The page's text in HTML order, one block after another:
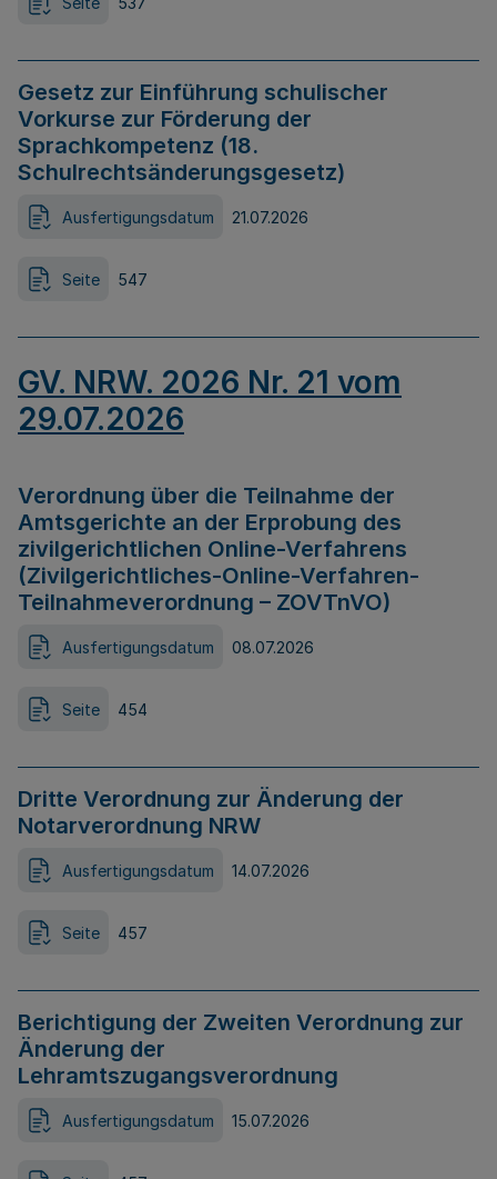
Gesetz zur Einführung schulischer
Vorkurse zur Förderung der
Sprachkompetenz (18.
Schulrechtsänderungsgesetz)
Ausfertigungsdatum 21.07.2026
Seite 547
GV. NRW. 2026 Nr. 21 vom
29.07.2026
Verordnung über die Teilnahme der
Amtsgerichte an der Erprobung des
zivilgerichtlichen Online-Verfahrens
(Zivilgerichtliches-Online-Verfahren-
Teilnahmeverordnung – ZOVTnVO)
Ausfertigungsdatum 08.07.2026
Seite 454
Dritte Verordnung zur Änderung der
Notarverordnung NRW
Ausfertigungsdatum 14.07.2026
Seite 457
Berichtigung der Zweiten Verordnung zur
Änderung der
Lehramtszugangsverordnung
Ausfertigungsdatum 15.07.2026